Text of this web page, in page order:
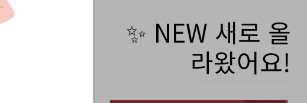
✨ NEW 새로 올
라왔어요!